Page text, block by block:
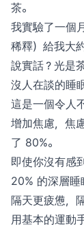
茶。
我實驗了一個
稀釋）給我大
說實話？光是
沒人在談的睡
這是一個令人
增加焦慮，焦
了 80%。
即使你沒有感
20% 的深層睡
隔天更疲憊，
用基本的運動